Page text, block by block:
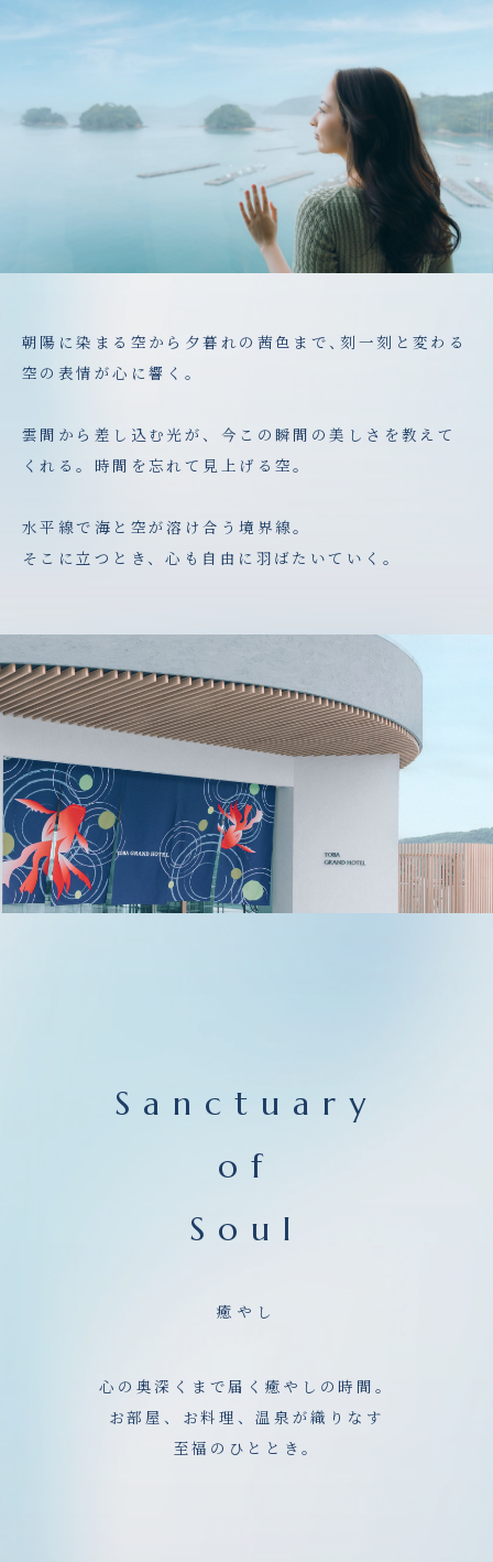
朝陽に染まる空から夕暮れの茜色まで 、刻一刻と変わる
空の表情が心に響く 。
雲間から差し込む光が、今この瞬間の美しさを教えて
くれる。時間を忘れて見上げる空。
水平線で海と空が溶け合う境界線。
そこに立つとき、心も自由に羽ばたいていく。
Sanctuary
of
Soul
癒やし
心の奥深くまで届く癒やしの時間。
お部屋、お料理、温泉が織りなす
至福のひととき。